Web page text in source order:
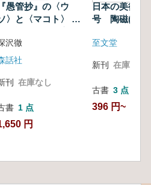
『愚管抄』の〈ウ
〉と〈マコト〉 :
を超え出て
沢徹
話社
刊 在庫なし
書 1 点
円
日本の美術
号 陶磁(原始
至文堂
新刊 在庫なし
古書 3 点
396 円~